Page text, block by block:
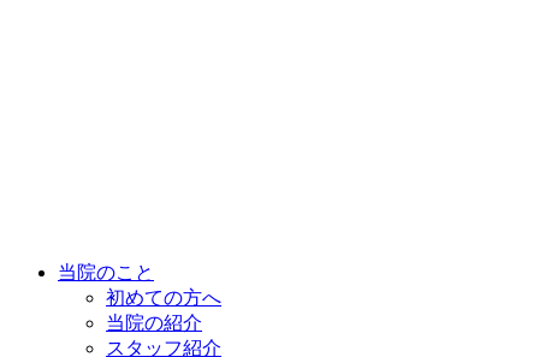
当院のこと
初めての方へ
当院の紹介
スタッフ紹介